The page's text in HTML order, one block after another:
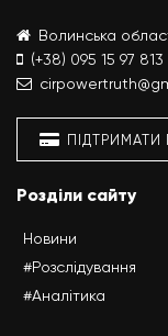
Волинська
(+38) 095 15 97 813
ПІДТРИМАТИ
Розділи сайту
Новини
#Розслідування
#Аналітика